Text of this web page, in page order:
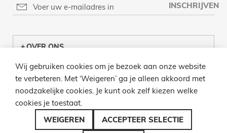
INSCHRIJVEN
OVER ONS
KLANTENCENTRUM
INFO
BEL ONS
Wij gebruiken cookies om je bezoek aan onze website
te verbeteren. Met ‘Weigeren’ ga je alleen akkoord met
noodzakelijke cookies. Je kunt ook zelf kiezen welke
cookies je toestaat.
WEIGEREN
ACCEPTEER SELECTIE